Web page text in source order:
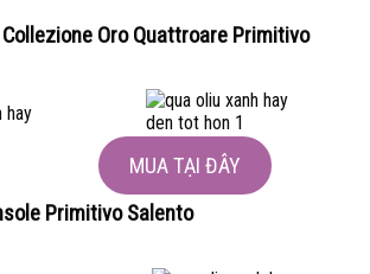
Oro Quattroare Primitivo
MUA TẠI ĐÂY
Primitivo Salento